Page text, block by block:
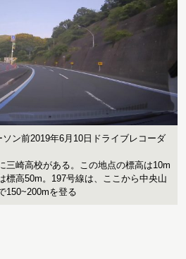
ソン前2019年6月10日ドライブレコーダ
三崎高校がある。この地点の標高は10m
標高50m。197号線は、ここから中央山
150~200mを登る